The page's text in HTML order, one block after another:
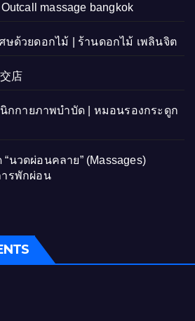
massage bangkok
ศษด้วยดอกไม้ | ร้านดอกไม้ เพลินจิต
店
กกายภาพบำบัด | หมอนรองกระดูก
นวดผ่อนคลาย” (Massages)
ารพักผ่อน